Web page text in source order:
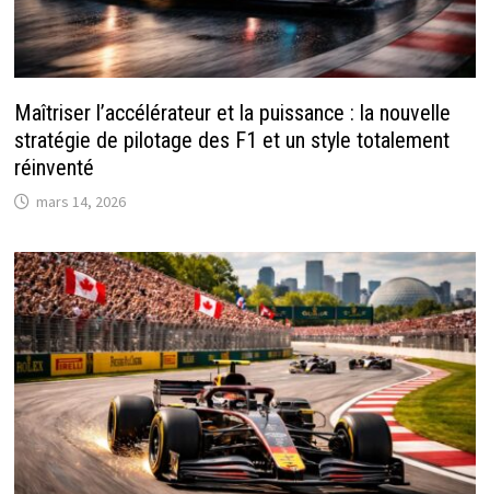
Maîtriser l’accélérateur et la puissance : la nouvelle
stratégie de pilotage des F1 et un style totalement
réinventé
mars 14, 2026